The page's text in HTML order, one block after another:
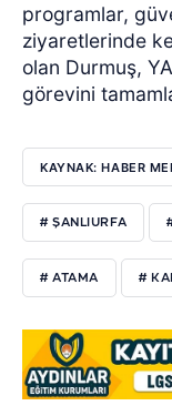
programlar,
ziyaretlerinde
olan Durmuş,
görevini
KAYNAK: HABER
# ŞANLIURFA
# ATAMA #